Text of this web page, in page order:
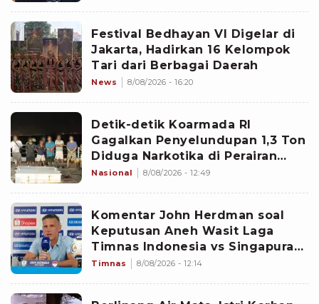
Festival Bedhayan VI Digelar di
Jakarta, Hadirkan 16 Kelompok
Tari dari Berbagai Daerah
News 8/08/2026 - 16:20
Detik-detik Koarmada RI
Gagalkan Penyelundupan 1,3 Ton
Diduga Narkotika di Perairan
Bintan
Nasional 8/08/2026 - 12:49
Komentar John Herdman soal
Keputusan Aneh Wasit Laga
Timnas Indonesia vs Singapura
di Piala AFF 2026: Percuma
Timnas 8/08/2026 - 12:14